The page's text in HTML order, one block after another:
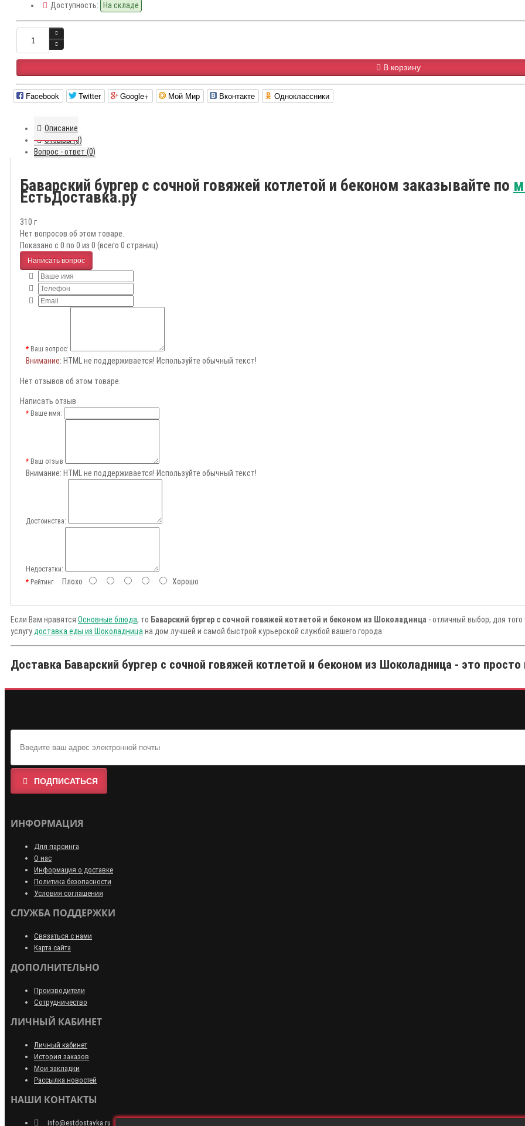
Доступность: На складе
В корзину
Facebook Twitter Google+ Мой Мир Вконтакте Одноклассники
Описание
Отзывы (0)
Вопрос - ответ (0)
Баварский бургер с сочной говяжей котлетой и беконом заказывайте по
ЕстьДоставка.ру
310 г
Нет вопросов об этом товаре.
Показано с 0 по 0 из 0 (всего 0 страниц)
Написать вопрос
Ваш вопрос:
Внимание: HTML не поддерживается! Используйте обычный текст!
Нет отзывов об этом товаре.
Написать отзыв
Ваше имя:
Ваш отзыв
Внимание: HTML не поддерживается! Используйте обычный текст!
Достоинства:
Недостатки:
РейтингПлохо Хорошо
Если Вам нравятся Основные блюда, то Баварский бургер с сочной говяжей котлетой и беконом из Шоколадница - отличный выбор, для
услугу доставка еды из Шоколадница на дом лучшей и самой быстрой курьерской службой вашего города.
Доставка Баварский бургер с сочной говяжей котлетой и беконом из Шоколадница - это
ПОДПИСАТЬСЯ
ИНФОРМАЦИЯ
Для парсинга
О нас
Информация о доставке
Политика безопасности
Условия соглашения
СЛУЖБА ПОДДЕРЖКИ
Связаться с нами
Карта сайта
ДОПОЛНИТЕЛЬНО
Производители
Сотрудничество
ЛИЧНЫЙ КАБИНЕТ
Личный кабинет
История заказов
Мои закладки
Рассылка новостей
НАШИ КОНТАКТЫ
info@estdostavka.ru